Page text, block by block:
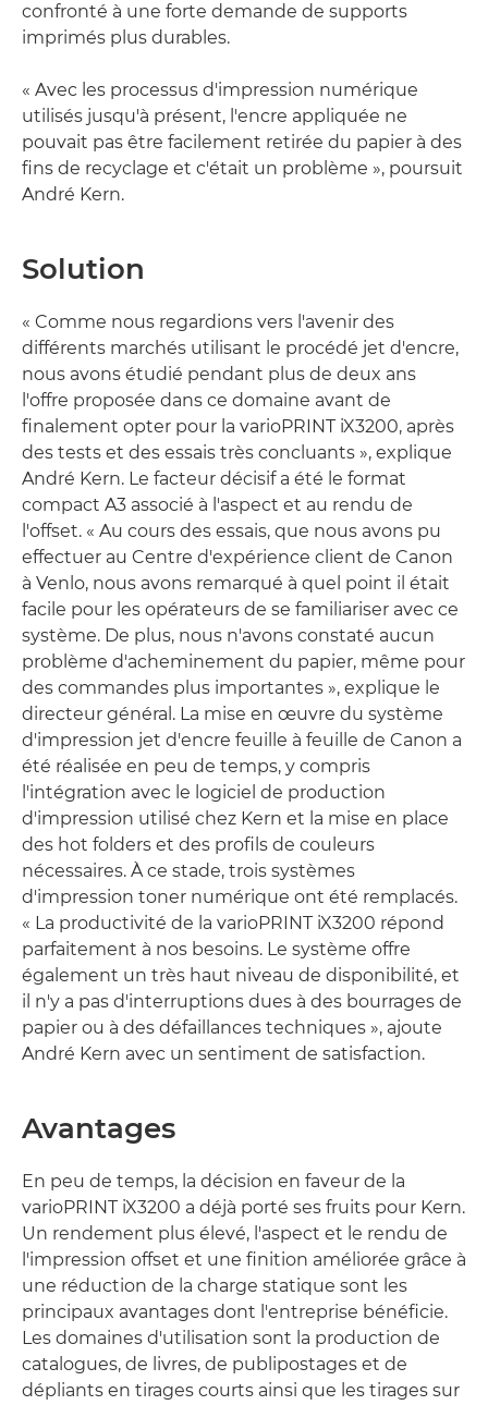
confronté à une forte demande de supports
imprimés plus durables.
« Avec les processus d'impression numérique
utilisés jusqu'à présent, l'encre appliquée ne
pouvait pas être facilement retirée du papier à des
fins de recyclage et c'était un problème », poursuit
André Kern.
Solution
« Comme nous regardions vers l'avenir des
différents marchés utilisant le procédé jet d'encre,
nous avons étudié pendant plus de deux ans
l'offre proposée dans ce domaine avant de
finalement opter pour la varioPRINT iX3200, après
des tests et des essais très concluants », explique
André Kern. Le facteur décisif a été le format
compact A3 associé à l'aspect et au rendu de
l'offset. « Au cours des essais, que nous avons pu
effectuer au Centre d'expérience client de Canon
à Venlo, nous avons remarqué à quel point il était
facile pour les opérateurs de se familiariser avec ce
système. De plus, nous n'avons constaté aucun
problème d'acheminement du papier, même pour
des commandes plus importantes », explique le
directeur général. La mise en œuvre du système
d'impression jet d'encre feuille à feuille de Canon a
été réalisée en peu de temps, y compris
l'intégration avec le logiciel de production
d'impression utilisé chez Kern et la mise en place
des hot folders et des profils de couleurs
nécessaires. À ce stade, trois systèmes
d'impression toner numérique ont été remplacés.
« La productivité de la varioPRINT iX3200 répond
parfaitement à nos besoins. Le système offre
également un très haut niveau de disponibilité, et
il n'y a pas d'interruptions dues à des bourrages de
papier ou à des défaillances techniques », ajoute
André Kern avec un sentiment de satisfaction.
Avantages
En peu de temps, la décision en faveur de la
varioPRINT iX3200 a déjà porté ses fruits pour Kern.
Un rendement plus élevé, l'aspect et le rendu de
l'impression offset et une finition améliorée grâce à
une réduction de la charge statique sont les
principaux avantages dont l'entreprise bénéficie.
Les domaines d'utilisation sont la production de
catalogues, de livres, de publipostages et de
dépliants en tirages courts ainsi que les tirages sur